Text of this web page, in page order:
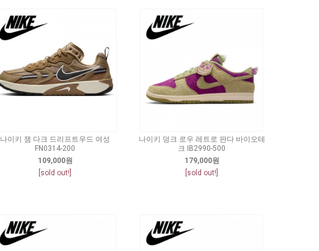
나이키 잼 다크 드리프트우드 여성
FN0314-200
109,000원
[sold out!]
나이키 덩크 로우 레트로 판다 바이오테
크 IB2990-500
179,000원
[sold out!]